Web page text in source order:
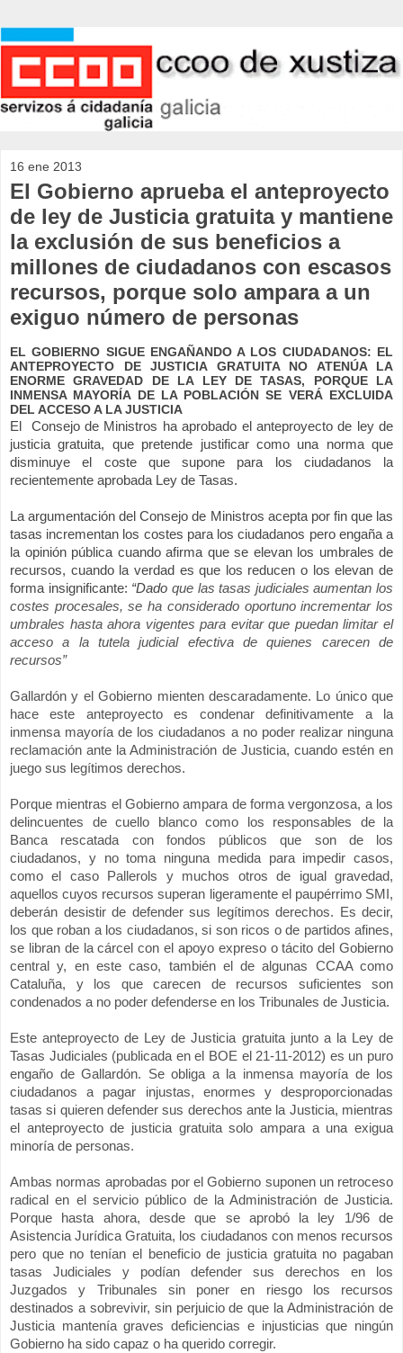
16 ene 2013
El Gobierno aprueba el anteproyecto
de ley de Justicia gratuita y mantiene
la exclusión de sus beneficios a
millones de ciudadanos con escasos
recursos, porque solo ampara a un
exiguo número de personas
EL GOBIERNO SIGUE ENGAÑANDO A LOS CIUDADANOS: EL
ANTEPROYECTO DE JUSTICIA GRATUITA NO ATENÚA LA
ENORME GRAVEDAD DE LA LEY DE TASAS, PORQUE LA
INMENSA MAYORÍA DE LA POBLACIÓN SE VERÁ EXCLUIDA
DEL ACCESO A LA JUSTICIA
El Consejo de Ministros ha aprobado el anteproyecto de ley de
justicia gratuita, que pretende justificar como una norma que
disminuye el coste que supone para los ciudadanos la
recientemente aprobada Ley de Tasas.
La argumentación del Consejo de Ministros acepta por fin que las
tasas incrementan los costes para los ciudadanos pero engaña a
la opinión pública cuando afirma que se elevan los umbrales de
recursos, cuando la verdad es que los reducen o los elevan de
forma insignificante: “Dado que las tasas judiciales aumentan los
costes procesales, se ha considerado oportuno incrementar los
umbrales hasta ahora vigentes para evitar que puedan limitar el
acceso a la tutela judicial efectiva de quienes carecen de
recursos”
Gallardón y el Gobierno mienten descaradamente. Lo único que
hace este anteproyecto es condenar definitivamente a la
inmensa mayoría de los ciudadanos a no poder realizar ninguna
reclamación ante la Administración de Justicia, cuando estén en
juego sus legítimos derechos.
Porque mientras el Gobierno ampara de forma vergonzosa, a los
delincuentes de cuello blanco como los responsables de
la
Bancarescatada con fondos públicos que son de los
ciudadanos, y no toma ninguna medida para impedir casos,
como el caso Pallerols y muchos otros de igual gravedad,
aquellos cuyos recursos superan ligeramente el paupérrimo SMI,
deberán desistir de defender sus legítimos derechos. Es decir,
los que roban a los ciudadanos, si son ricos o de partidos afines,
se libran de la cárcel con el apoyo expreso o tácito del Gobierno
central y, en este caso, también el de algunas CCAA como
Cataluña, y los que carecen de recursos suficientes son
condenados a no poder defenderse en los Tribunales de Justicia.
Este anteproyecto de Ley de Justicia gratuita junto a la Leyde
Tasas Judiciales (publicada en el BOE el 21-11-2012) es un puro
engaño de Gallardón. Se obliga a la inmensa mayoría de los
ciudadanos a pagar injustas, enormes y desproporcionadas
tasas si quieren defender sus derechos ante la Justicia, mientras
el anteproyecto de justicia gratuita solo ampara a una exigua
minoría de personas.
Ambas normas aprobadas por el Gobierno suponen un retroceso
radical en el servicio público de
la Administración de Justicia.
Porque hasta ahora, desde que se aprobó la ley 1/96 de
Asistencia Jurídica Gratuita, los ciudadanos con menos recursos
pero que no tenían el beneficio de justicia gratuita no pagaban
tasas Judiciales y podían defender sus derechos en los
Juzgados y Tribunales sin poner en riesgo los recursos
destinados a sobrevivir, sin perjuicio de que la Administración de
Justicia mantenía graves deficiencias e injusticias que ningún
Gobierno ha sido capaz o ha querido corregir.